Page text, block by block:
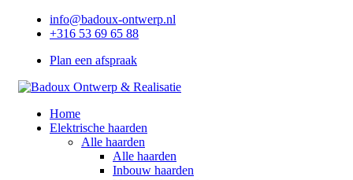
info@badoux-ontwerp.nl
+316 53 69 65 88
Plan een afspraak
Home
Elektrische haarden
Alle haarden
Alle haarden
Inbouw haarden